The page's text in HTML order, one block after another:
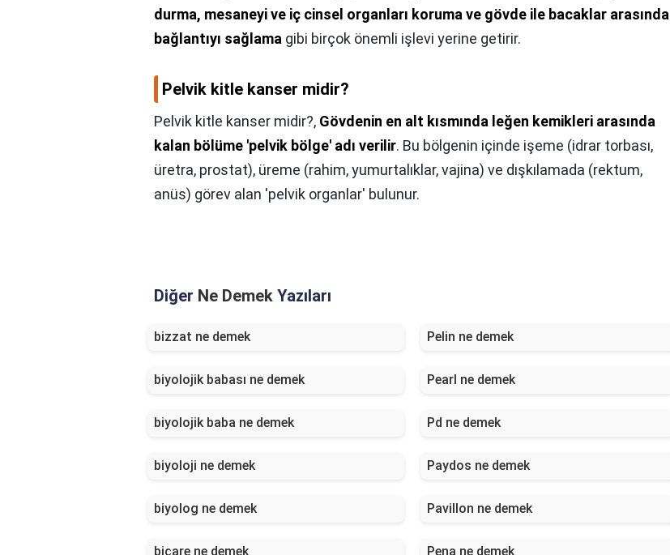
durma, mesaneyi ve iç cinsel organları koruma ve gövde ile bacaklar arasında
bağlantıyı sağlama gibi birçok önemli işlevi yerine getirir.
Pelvik kitle kanser midir?
Pelvik kitle kanser midir?, Gövdenin en alt kısmında leğen kemikleri arasında
kalan bölüme 'pelvik bölge' adı verilir. Bu bölgenin içinde işeme (idrar torbası,
üretra, prostat), üreme (rahim, yumurtalıklar, vajina) ve dışkılamada (rektum,
anüs) görev alan 'pelvik organlar' bulunur.
Diğer Ne Demek Yazıları
bizzat ne demek Pelin ne demek
biyolojik babası ne demek Pearl ne demek
biyolojik baba ne demek Pd ne demek
biyoloji ne demek Paydos ne demek
biyolog ne demek Pavillon ne demek
biçare ne demek Pena ne demek